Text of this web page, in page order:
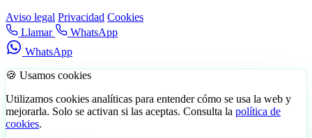
Aviso legal Privacidad Cookies
Llamar
WhatsApp
WhatsApp
🍪 Usamos cookies
Utilizamos cookies analíticas para entender cómo se usa la web y
mejorarla. Solo se activan si las aceptas. Consulta la política de
cookies.